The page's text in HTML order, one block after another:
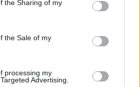
usage behaviour. You may click to
Google and its third-party tags to
specified purposes in below Google
the Sharing of my
the Sale of my
processing my
Advertising.